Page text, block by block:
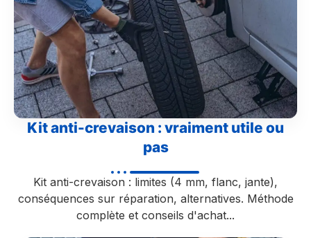
Kit anti-crevaison : vraiment utile ou
pas
Kit anti-crevaison : limites (4 mm, flanc, jante),
conséquences sur réparation, alternatives. Méthode
complète et conseils d'achat...